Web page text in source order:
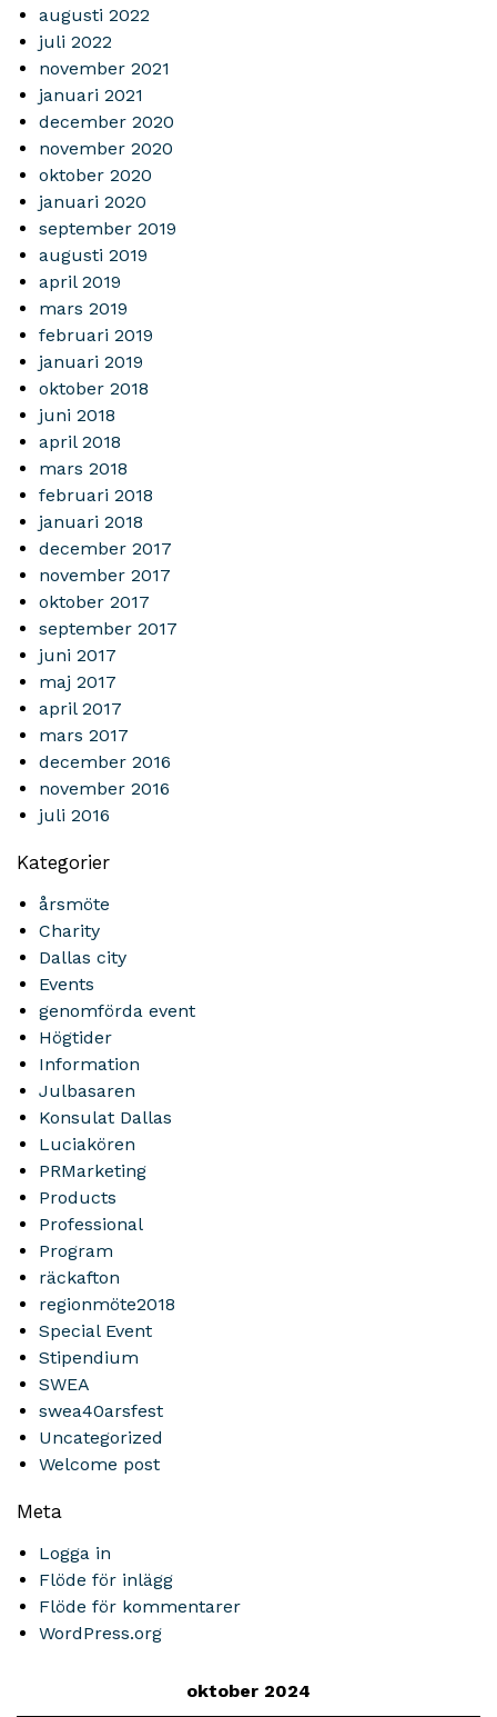
augusti 2022
juli 2022
november 2021
januari 2021
december 2020
november 2020
oktober 2020
januari 2020
september 2019
augusti 2019
april 2019
mars 2019
februari 2019
januari 2019
oktober 2018
juni 2018
april 2018
mars 2018
februari 2018
januari 2018
december 2017
november 2017
oktober 2017
september 2017
juni 2017
maj 2017
april 2017
mars 2017
december 2016
november 2016
juli 2016
Kategorier
årsmöte
Charity
Dallas city
Events
genomförda event
Högtider
Information
Julbasaren
Konsulat Dallas
Luciakören
PRMarketing
Products
Professional
Program
räckafton
regionmöte2018
Special Event
Stipendium
SWEA
swea40arsfest
Uncategorized
Welcome post
Meta
Logga in
Flöde för inlägg
Flöde för kommentarer
WordPress.org
oktober 2024